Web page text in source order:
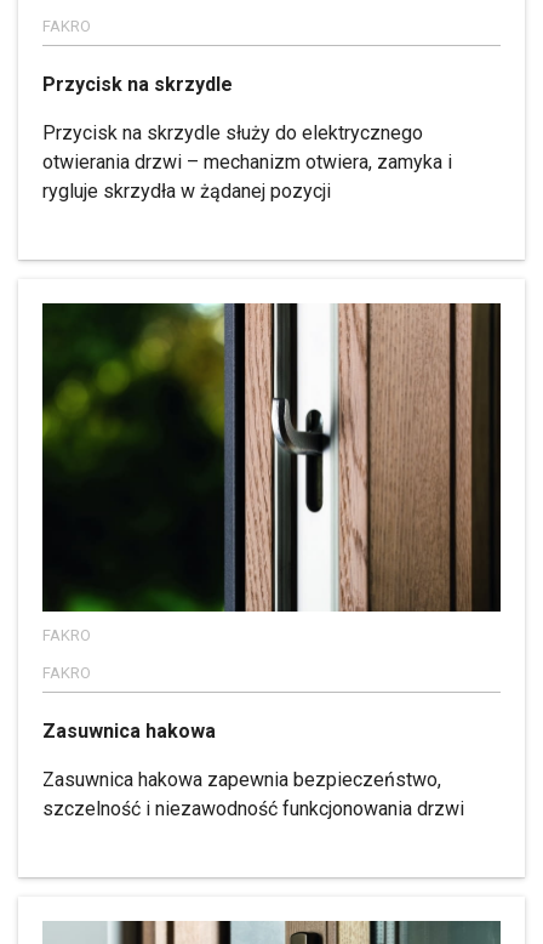
FAKRO
Przycisk na skrzydle
Przycisk na skrzydle służy do elektrycznego
otwierania drzwi – mechanizm otwiera, zamyka i
rygluje skrzydła w żądanej pozycji
FAKRO
FAKRO
Zasuwnica hakowa
Zasuwnica hakowa zapewnia bezpieczeństwo,
szczelność i niezawodność funkcjonowania drzwi